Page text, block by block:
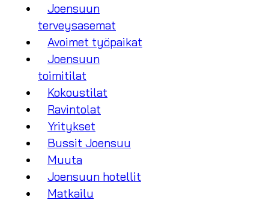
Joensuun
terveysasemat
Avoimet työpaikat
Joensuun
toimitilat
Kokoustilat
Ravintolat
Yritykset
Bussit Joensuu
Muuta
Joensuun hotellit
Matkailu